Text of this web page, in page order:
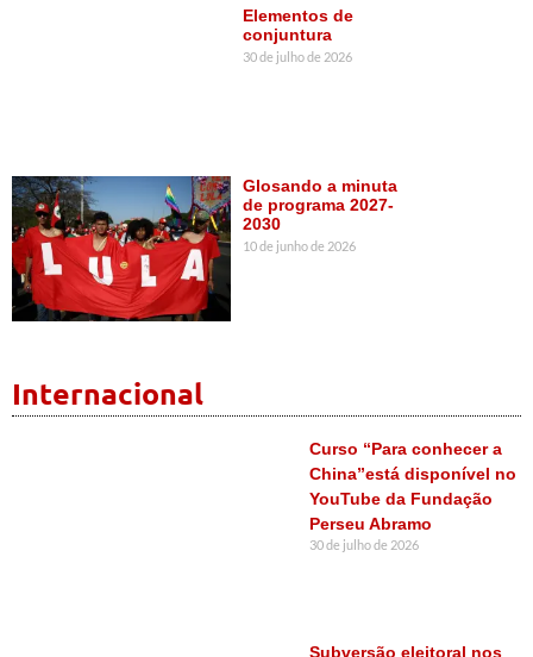
Elementos de
conjuntura
30 de julho de 2026
Glosando a minuta
de programa 2027-
2030
10 de junho de 2026
Internacional
Curso “Para conhecer a
China”está disponível no
YouTube da Fundação
Perseu Abramo
30 de julho de 2026
Subversão eleitoral nos